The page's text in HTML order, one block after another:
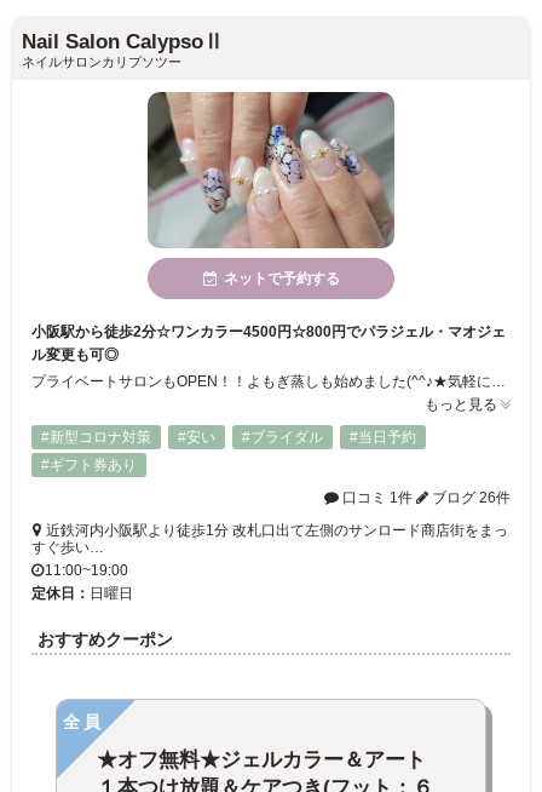
Nail Salon CalypsoⅡ
ネイルサロンカリプソツー
ネットで予約する
小阪駅から徒歩2分☆ワンカラー4500円☆800円でパラジェル・マオジェ
ル変更も可◎
プライベートサロンもOPEN！！よもぎ蒸しも始めました(^^♪★気軽にジェルネイル・スカルプチュアを楽しんでほしいからと嬉しいプライス設定！！そして細部まで丁寧なケアと高い技術だからこそ叶えてくれるハイセンスでキュートなデザインは◎。シンプル系～華やか系など今の気分に合わせた旬ネイルが楽しめます♪まき爪補正も人気です♪うるつやマオカラーのリピーター続出！！
もっと見る
#新型コロナ対策
#安い #ブライダル
#当日予約
#ギフト券あり
口コミ 1件
ブログ 26件
近鉄河内小阪駅より徒歩1分 改札口出て左側のサンロード商店街をまっ
すぐ歩い…
11:00~19:00
定休日： 日曜日
おすすめクーポン
全員
★オフ無料★ジェルカラー＆アート